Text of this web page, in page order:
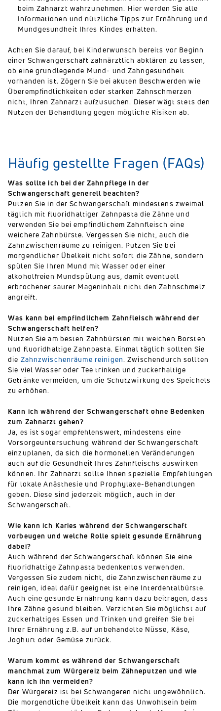
beim Zahnarzt wahrzunehmen. Hier werden Sie alle
Informationen und nützliche Tipps zur Ernährung und
Mundgesundheit Ihres Kindes erhalten.
Achten Sie darauf, bei Kinderwunsch bereits vor Beginn
einer Schwangerschaft zahnärztlich abklären zu lassen,
ob eine grundlegende Mund- und Zahngesundheit
vorhanden ist. Zögern Sie bei akuten Beschwerden wie
Überempfindlichkeiten oder starken Zahnschmerzen
nicht, Ihren Zahnarzt aufzusuchen. Dieser wägt stets den
Nutzen der Behandlung gegen mögliche Risiken ab.
Häufig gestellte Fragen (FAQs)
Was sollte ich bei der Zahnpflege in der
Schwangerschaft generell beachten?
Putzen Sie in der Schwangerschaft mindestens zweimal
täglich mit fluoridhaltiger Zahnpasta die Zähne und
verwenden Sie bei empfindlichem Zahnfleisch eine
weichere Zahnbürste. Vergessen Sie nicht, auch die
Zahnzwischenräume zu reinigen. Putzen Sie bei
morgendlicher Übelkeit nicht sofort die Zähne, sondern
spülen Sie Ihren Mund mit Wasser oder einer
alkoholfreien Mundspülung aus, damit eventuell
erbrochener saurer Mageninhalt nicht den Zahnschmelz
angreift.
Was kann bei empfindlichem Zahnfleisch während der
Schwangerschaft helfen?
Nutzen Sie am besten Zahnbürsten mit weichen Borsten
und fluoridhaltige Zahnpasta. Einmal täglich sollten Sie
die Zahnzwischenräume reinigen. Zwischendurch sollten
Sie viel Wasser oder Tee trinken und zuckerhaltige
Getränke vermeiden, um die Schutzwirkung des Speichels
zu erhöhen.
Kann ich während der Schwangerschaft ohne Bedenken
zum Zahnarzt gehen?
Ja, es ist sogar empfehlenswert, mindestens eine
Vorsorgeuntersuchung während der Schwangerschaft
einzuplanen, da sich die hormonellen Veränderungen
auch auf die Gesundheit Ihres Zahnfleischs auswirken
können. Ihr Zahnarzt sollte Ihnen spezielle Empfehlungen
für lokale Anästhesie und Prophylaxe-Behandlungen
geben. Diese sind jederzeit möglich, auch in der
Schwangerschaft.
Wie kann ich Karies während der Schwangerschaft
vorbeugen und welche Rolle spielt gesunde Ernährung
dabei?
Auch während der Schwangerschaft können Sie eine
fluoridhaltige Zahnpasta bedenkenlos verwenden.
Vergessen Sie zudem nicht, die Zahnzwischenräume zu
reinigen, ideal dafür geeignet ist eine Interdentalbürste.
Auch eine gesunde Ernährung kann dazu beitragen, dass
Ihre Zähne gesund bleiben. Verzichten Sie möglichst auf
zuckerhaltiges Essen und Trinken und greifen Sie bei
Ihrer Ernährung z.B. auf unbehandelte Nüsse, Käse,
Joghurt oder Gemüse zurück.
Warum kommt es während der Schwangerschaft
manchmal zum Würgereiz beim Zähneputzen und wie
kann ich ihn vermeiden?
Der Würgereiz ist bei Schwangeren nicht ungewöhnlich.
Die morgendliche Übelkeit kann das Unwohlsein beim